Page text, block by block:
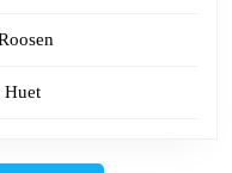
Huet